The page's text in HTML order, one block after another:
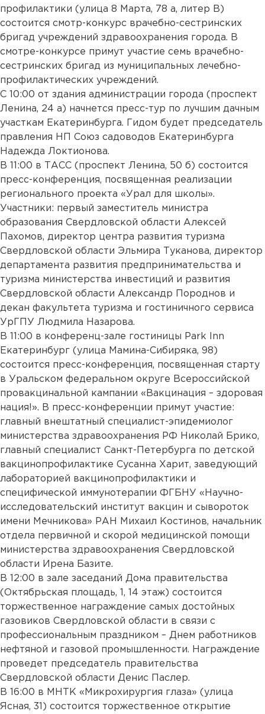
профилактики (улица 8 Марта, 78 а, литер В)
состоится смотр-конкурс врачебно-сестринских
бригад учреждений здравоохранения города. В
смотре-конкурсе примут участие семь врачебно-
сестринских бригад из муниципальных лечебно-
профилактических учреждений.
С 10:00 от здания администрации города (проспект
Ленина, 24 а) начнется пресс-тур по лучшим дачным
участкам Екатеринбурга. Гидом будет председатель
правления НП Союз садоводов Екатеринбурга
Надежда Локтионова.
В 11:00 в ТАСС (проспект Ленина, 50 б) состоится
пресс-конференция, посвященная реализации
регионального проекта «Урал для школы».
Участники: первый заместитель министра
образования Свердловской области Алексей
Пахомов, директор центра развития туризма
Свердловской области Эльмира Туканова, директор
департамента развития предпринимательства и
туризма министерства инвестиций и развития
Свердловской области Александр Породнов и
декан факультета туризма и гостиничного сервиса
УрГПУ Людмила Назарова.
В 11:00 в конференц-зале гостиницы Park Inn
Екатеринбург (улица Мамина-Сибиряка, 98)
состоится пресс-конференция, посвященная старту
в Уральском федеральном округе Всероссийской
провакцинальной кампании «Вакцинация – здоровая
нация!». В пресс-конференции примут участие:
главный внештатный специалист-эпидемиолог
министерства здравоохранения РФ Николай Брико,
главный специалист Санкт-Петербурга по детской
вакцинопрофилактике Сусанна Харит, заведующий
лабораторией вакцинопрофилактики и
специфической иммунотерапии ФГБНУ «Научно-
исследовательский институт вакцин и сывороток
имени Мечникова» РАН Михаил Костинов, начальник
отдела первичной и скорой медицинской помощи
министерства здравоохранения Свердловской
области Ирена Базите.
В 12:00 в зале заседаний Дома правительства
(Октябрьская площадь, 1, 14 этаж) состоится
торжественное награждение самых достойных
газовиков Свердловской области в связи с
профессиональным праздником – Днем работников
нефтяной и газовой промышленности. Награждение
проведет председатель правительства
Свердловской области Денис Паслер.
В 16:00 в МНТК «Микрохирургия глаза» (улица
Ясная, 31) состоится торжественное открытие